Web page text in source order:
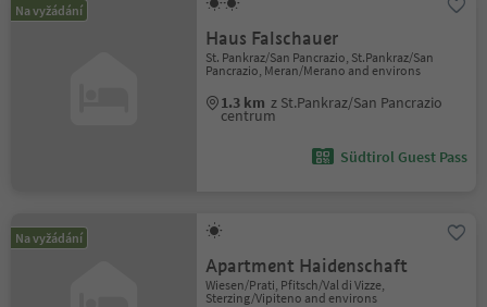
Na vyžádání
Haus Falschauer
St. Pankraz/San Pancrazio, St.Pankraz/San
Pancrazio, Meran/Merano and environs
1.3 km z St.Pankraz/San Pancrazio
centrum
Südtirol Guest Pass
Na vyžádání
Apartment Haidenschaft
Wiesen/Prati, Pfitsch/Val di Vizze,
Sterzing/Vipiteno and environs